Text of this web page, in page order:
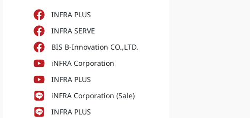
INFRA PLUS
INFRA SERVE
BIS B-Innovation CO.,LTD.
iNFRA Corporation
INFRA PLUS
iNFRA Corporation (Sale)
INFRA PLUS